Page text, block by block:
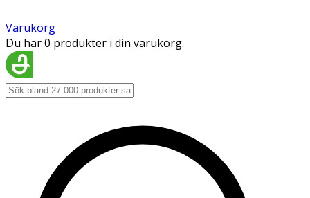
Varukorg
Du har 0 produkter i din varukorg.